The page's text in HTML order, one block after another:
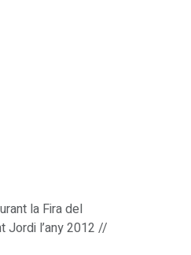
la Fira del
Jordi l’any 2012 //